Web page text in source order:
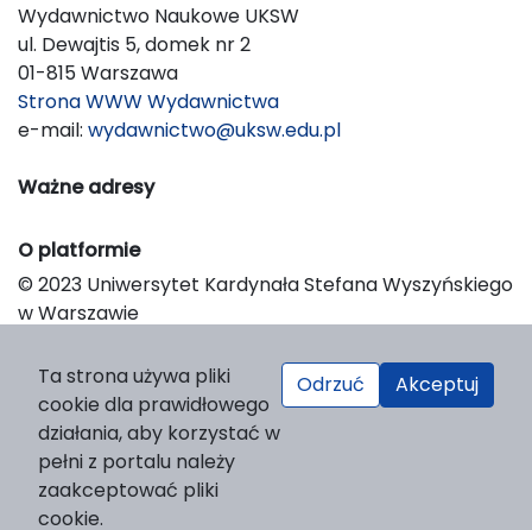
Wydawnictwo Naukowe UKSW
ul. Dewajtis 5, domek nr 2
01-815 Warszawa
Strona WWW Wydawnictwa
e-mail: wydawnictwo@uksw.edu.pl
Ważne adresy
O platformie
© 2023 Uniwersytet Kardynała Stefana Wyszyńskiego
w Warszawie
Platform & Workflow by OJS/PKP
Ta strona używa pliki
cookie dla prawidłowego
działania, aby korzystać w
pełni z portalu należy
zaakceptować pliki
cookie.
Odrzuć Akceptuj